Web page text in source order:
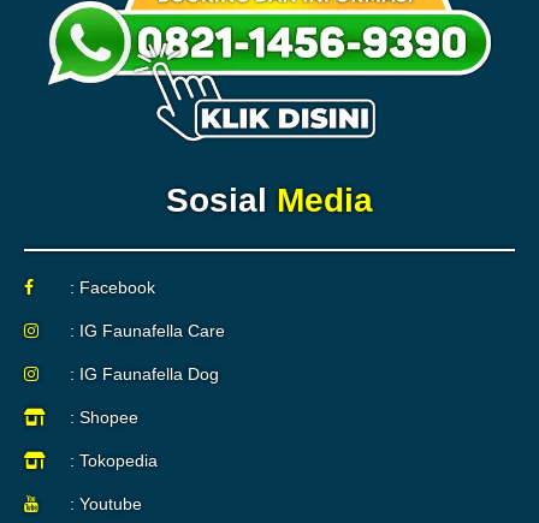
Sosial Media
: Facebook
: IG Faunafella Care
: IG Faunafella Dog
: Shopee
: Tokopedia
: Youtube